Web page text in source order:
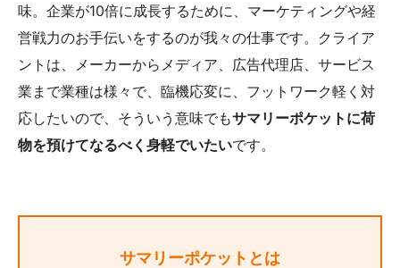
味。企業が10倍に成長するために、マーケティングや経
営戦力のお手伝いをするのが我々の仕事です。クライア
ントは、メーカーからメディア、広告代理店、サービス
業まで業種は様々で、臨機応変に、フットワーク軽く対
応したいので、そういう意味でもサマリーポケットに荷
物を預けてなるべく身軽でいたいです。
サマリーポケットとは